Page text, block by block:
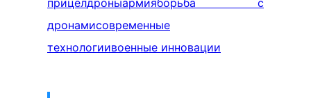
прицелдроныармияборьба с
дронамисовременные
технологиивоенные инновации